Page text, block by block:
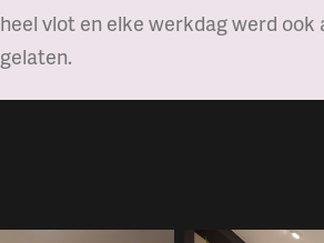
vlot en elke werkdag werd ook